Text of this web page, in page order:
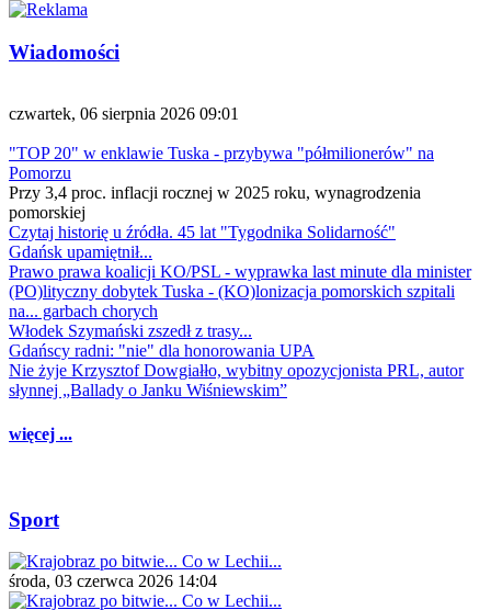
Wiadomości
czwartek, 06 sierpnia 2026 09:01
"TOP 20" w enklawie Tuska - przybywa "półmilionerów" na
Pomorzu
Przy 3,4 proc. inflacji rocznej w 2025 roku, wynagrodzenia
pomorskiej
Czytaj historię u źródła. 45 lat "Tygodnika Solidarność"
Gdańsk upamiętnił...
Prawo prawa koalicji KO/PSL - wyprawka last minute dla minister
(PO)lityczny dobytek Tuska - (KO)lonizacja pomorskich szpitali
na... garbach chorych
Włodek Szymański zszedł z trasy...
Gdańscy radni: "nie" dla honorowania UPA
Nie żyje Krzysztof Dowgiałło, wybitny opozycjonista PRL, autor
słynnej „Ballady o Janku Wiśniewskim”
więcej ...
Sport
środa, 03 czerwca 2026 14:04